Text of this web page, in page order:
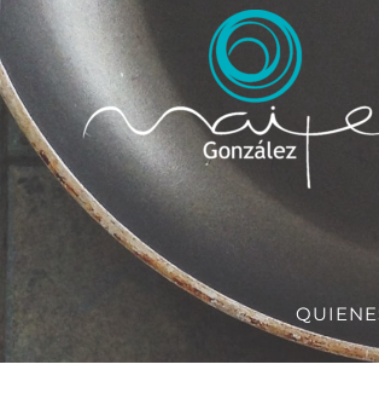
Saltar
al
contenido